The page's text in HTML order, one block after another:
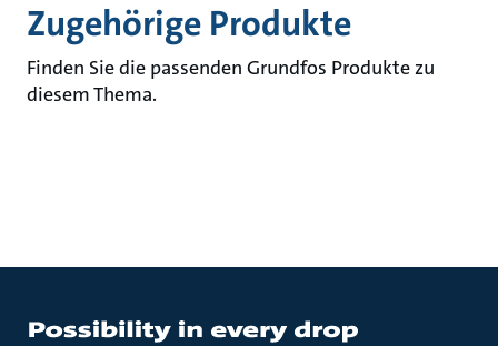
Zugehörige Produkte
Finden Sie die passenden Grundfos Produkte zu
diesem Thema.